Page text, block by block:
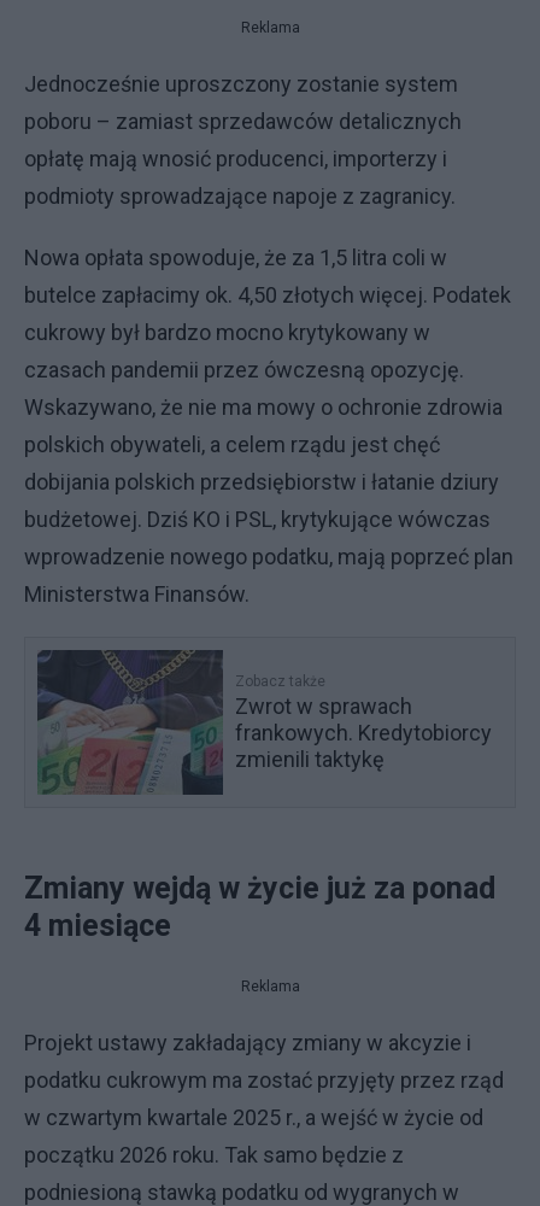
Reklama
Jednocześnie uproszczony zostanie system
poboru – zamiast sprzedawców detalicznych
opłatę mają wnosić producenci, importerzy i
podmioty sprowadzające napoje z zagranicy.
Nowa opłata spowoduje, że za 1,5 litra coli w
butelce zapłacimy ok. 4,50 złotych więcej. Podatek
cukrowy był bardzo mocno krytykowany w
czasach pandemii przez ówczesną opozycję.
Wskazywano, że nie ma mowy o ochronie zdrowia
polskich obywateli, a celem rządu jest chęć
dobijania polskich przedsiębiorstw i łatanie dziury
budżetowej. Dziś KO i PSL, krytykujące wówczas
wprowadzenie nowego podatku, mają poprzeć plan
Ministerstwa Finansów.
Zobacz także
Zwrot w sprawach
frankowych. Kredytobiorcy
zmienili taktykę
Zmiany wejdą w życie już za ponad
4 miesiące
Reklama
Projekt ustawy zakładający zmiany w akcyzie i
podatku cukrowym ma zostać przyjęty przez rząd
w czwartym kwartale 2025 r., a wejść w życie od
początku 2026 roku. Tak samo będzie z
podniesioną stawką podatku od wygranych w